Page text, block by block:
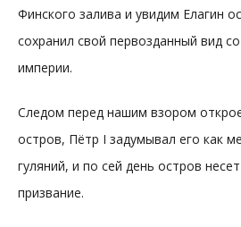
Финского залива и увидим Елагин
сохранил свой первозданный вид
империи.
Следом перед нашим взором
остров, Пётр I задумывал его как
гуляний, и по сей день остров
призвание.